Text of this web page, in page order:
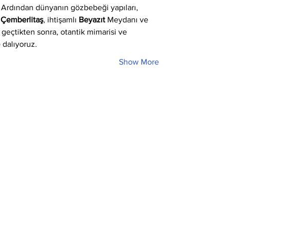
dünyanın gözbebeği yapıları,
Çemberlitaş, ihtişamlı Beyazıt Meydanı ve
sonra, otantik mimarisi ve
Show More